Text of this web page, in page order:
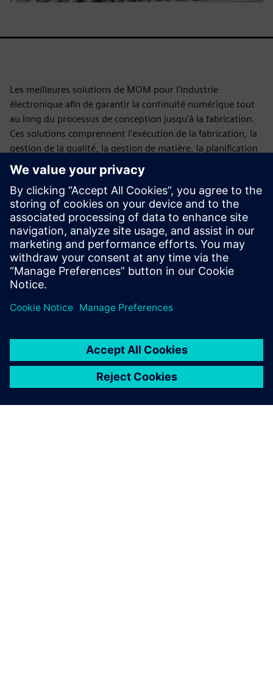
Les meilleures solutions de MOM pour l'industrie
électronique afin de garantir la continuité numérique tout
au long du processus de conception jusqu'à la fabrication.
Ces solutions comprennent l'exécution de la fabrication, la
gestion de la qualité, la gestion de matière, la planification
et la répartition, ainsi que les capacités d'intelligence de la
fabrication, avec une connectivité directe avec les machines
et les chaînes de production.
En assistant à ce webinaire, vous découvrirez comment la
solution MOM développée conjointement par Siemens PLM
Software et Mentor's Valor aide les fabricants
d'électronique en leur permettant de réduire leurs délais de
commercialisation et de lancement de nouveaux produits,
tout en améliorant leur qualité globale et leur efficacité
industrielle.